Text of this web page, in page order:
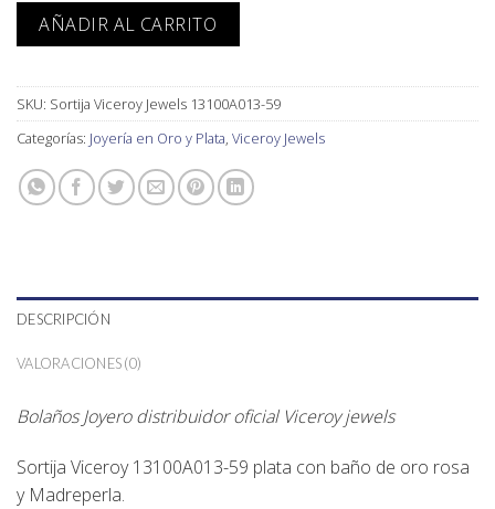
AÑADIR AL CARRITO
SKU: Sortija Viceroy Jewels 13100A013-59
Categorías: Joyería en Oro y Plata, Viceroy Jewels
DESCRIPCIÓN
VALORACIONES (0)
Bolaños Joyero distribuidor oficial Viceroy jewels
Sortija Viceroy 13100A013-59 plata con baño de oro rosa
y Madreperla.